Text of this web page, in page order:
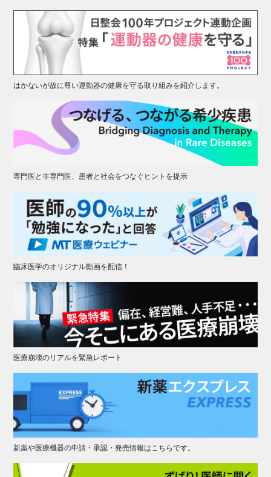
はかないが故に尊い運動器の健康を守る取り組みを紹介します。
専門医と非専門医、患者と社会をつなぐヒントを提示
臨床医学のオリジナル動画を配信！
医療崩壊のリアルを緊急レポート
新薬や医療機器の申請・承認・発売情報はこちらです。